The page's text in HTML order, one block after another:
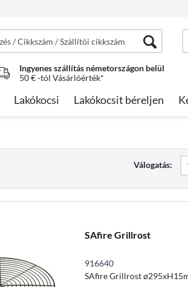
Ingyenes szállítás németországon belül
50 € -tól Vásárlóérték*
Lakókocsi Lakókocsit béreljen
Válogatás:
SAfire Grillrost
916640
SAfire Grillrost